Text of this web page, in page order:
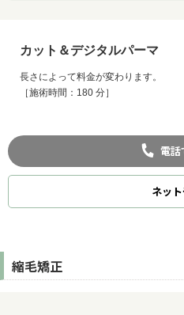
カット＆デジタルパーマ
長さによって料金が変わります。
［施術時間：180 分］
電話
ネット
縮毛矯正